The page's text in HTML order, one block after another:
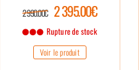
2 990.00€ 2 395.00€
Rupture de stock
Voir le produit